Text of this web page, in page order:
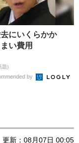
にいくらかか
い費用
題)
by
更新：08月07日 00:05